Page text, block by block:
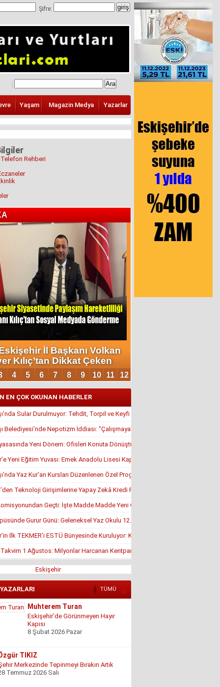
Şifre:
Yaşam Magazin Medya Yazarlar
Rehberi
EN ÇOK OKUNAN HABERLER
Sular Durulmuyor: Tehdit, Torpil ve Keyfi Atamalar Gündemde
Belediyesi’nde Nepotizm İddiası: "Çalışmayan Kaldı, Çavuş İstifa Ettirildi"
Yeni Dönem: Ofisleri Konuta Dönüştürmek İçin Son Tarih 1
Yeni Eğitim Yuvası: Emek Anadolu Lisesi Kapılarını Açmaya Hazırlanıyor
Yaz Kur’an Kursları Düzenlenen Özel Programla Açıldı
Teknoloji Girişimlerine Yapay Zekâ Kredi Programı
Geçti: İşte Madde Madde Yeni Öğrenci Affı Rehberi
Gurur Günü: Geleneksel Yaz Okulu 12. Kez Kapanış Yaptı
İlk TEKMER’i ESTÜ Bünyesinde Kuruluyor: KOSGEB Onayı Geldi
Takvim 1 Ağustos: Milyonlar Harcanan Kentpark Plajı Ne Zaman Açılacak?
Eskişehir
TÜMÜ
Muhterem Turan
Eskişehir’de Görünmeyen Hayır
Kapısı
8 Şubat 2026 Pazar
TIKIZ
Merkezinde Tepinmeyi Bırakın Artık
Temmuz 2026 Salı